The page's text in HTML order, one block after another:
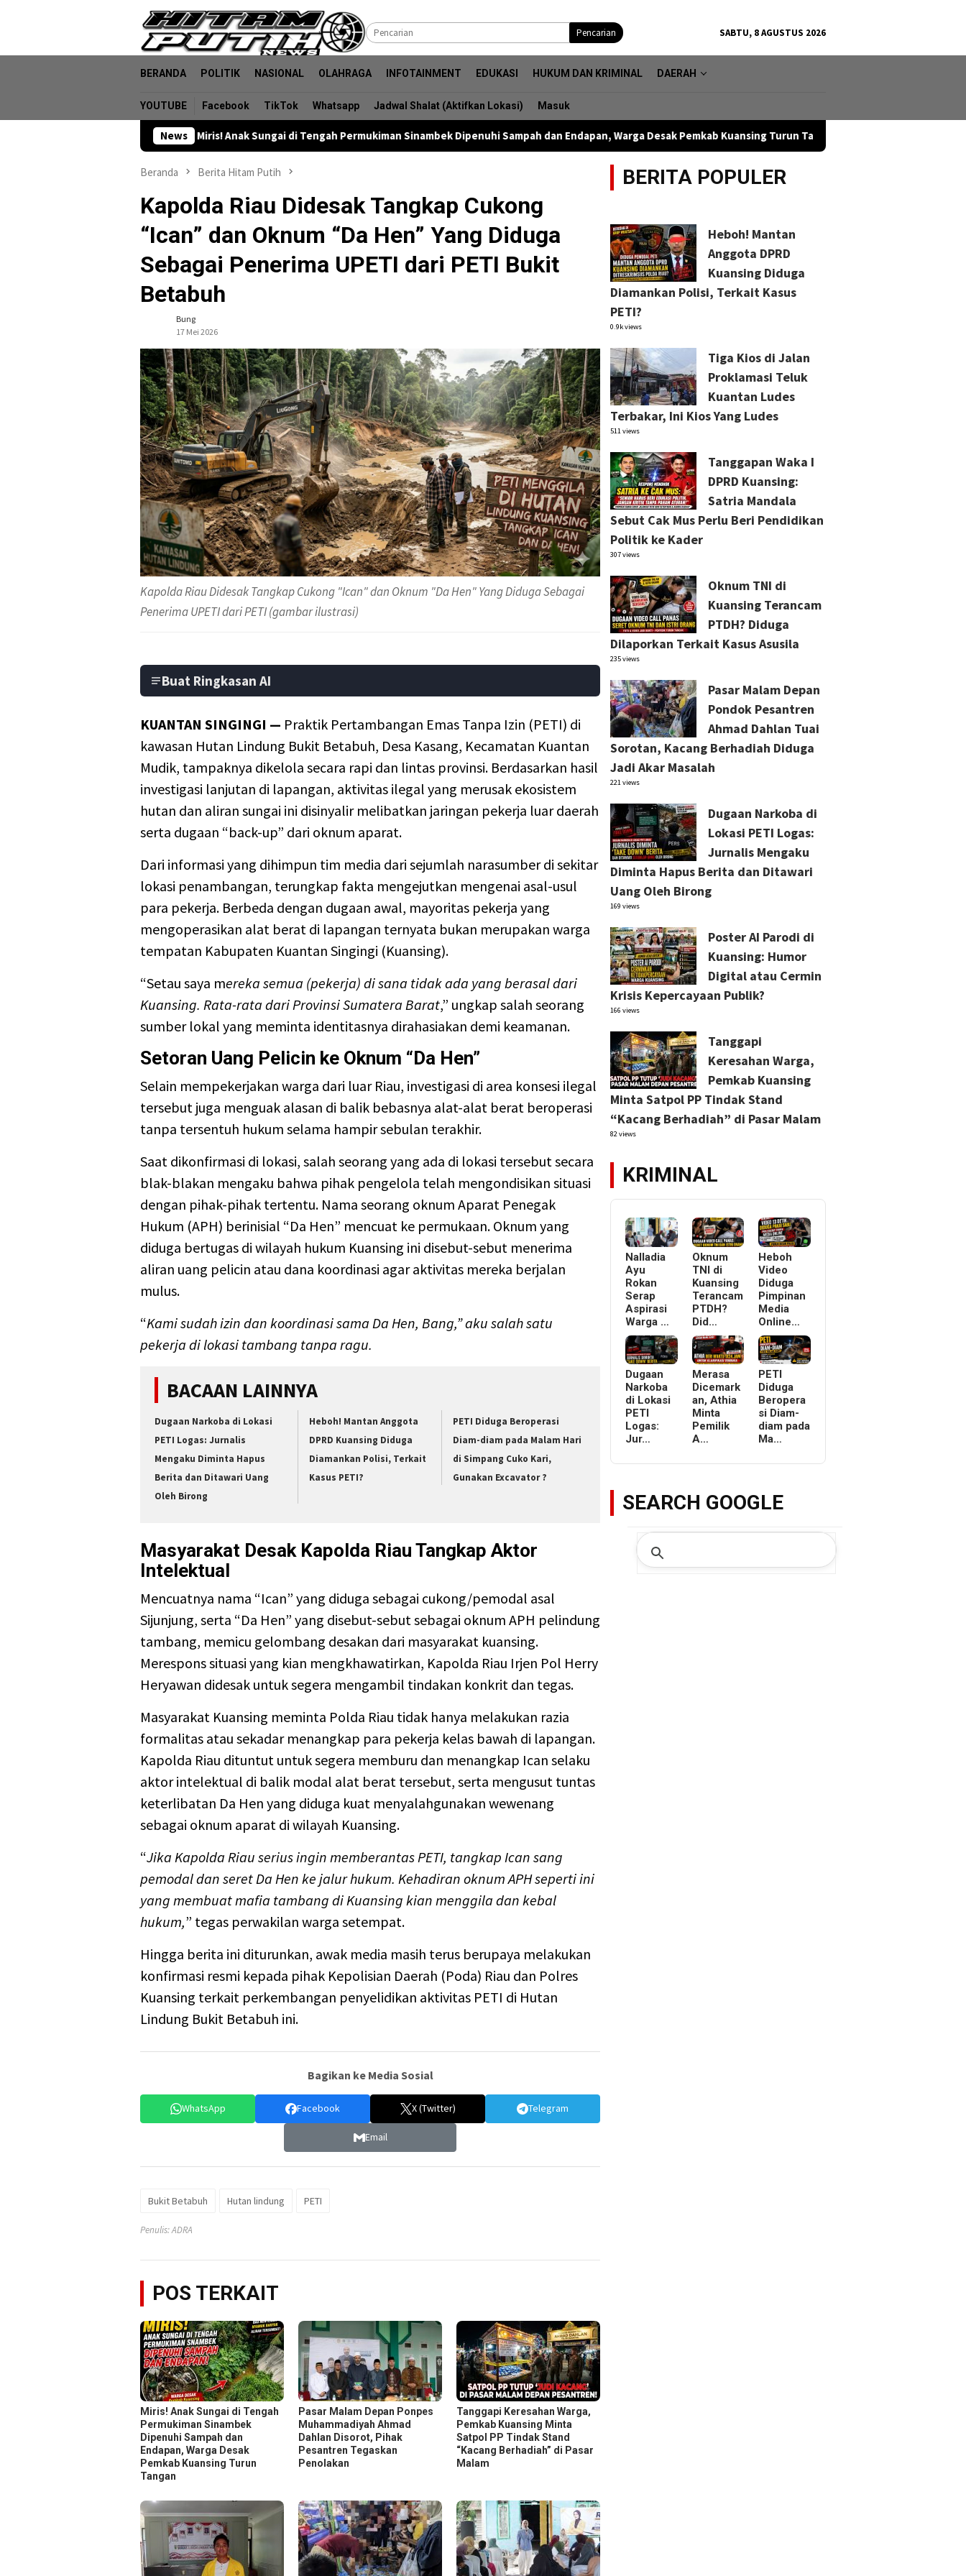
Pencarian SABTU, 8 AGUSTUS 2026
BERANDA POLITIK NASIONAL OLAHRAGA INFOTAINMENT EDUKASI HUKUM DAN KRIMINAL DAERAH
YOUTUBE Facebook TikTok Whatsapp Jadwal Shalat (Aktifkan Lokasi) Masuk
News
Miris! Anak Sungai di Tengah Permukiman Sinambek Dipenuhi Sampah dan Endapan, Warga Desak Pemkab Kuansing Turun Tangan Pasar Malam Depan Ponpes
Beranda Berita Hitam Putih
Kapolda Riau Didesak Tangkap Cukong
“Ican” dan Oknum “Da Hen” Yang Diduga
Sebagai Penerima UPETI dari PETI Bukit
Betabuh
Bung
17 Mei 2026
Kapolda Riau Didesak Tangkap Cukong "Ican" dan Oknum "Da Hen" Yang Diduga Sebagai
Penerima UPETI dari PETI (gambar ilustrasi)
Buat Ringkasan AI
KUANTAN SINGINGI — Praktik Pertambangan Emas Tanpa Izin (PETI) di
kawasan Hutan Lindung Bukit Betabuh, Desa Kasang, Kecamatan Kuantan
Mudik, tampaknya dikelola secara rapi dan lintas provinsi. Berdasarkan hasil
investigasi lanjutan di lapangan, aktivitas ilegal yang merusak ekosistem
hutan dan aliran sungai ini disinyalir melibatkan jaringan pekerja luar daerah
serta dugaan “back-up” dari oknum aparat.
Dari informasi yang dihimpun tim media dari sejumlah narasumber di sekitar
lokasi penambangan, terungkap fakta mengejutkan mengenai asal-usul
para pekerja. Berbeda dengan dugaan awal, mayoritas pekerja yang
mengoperasikan alat berat di lapangan ternyata bukan merupakan warga
tempatan Kabupaten Kuantan Singingi (Kuansing).
“Setau saya mereka semua (pekerja) di sana tidak ada yang berasal dari
Kuansing. Rata-rata dari Provinsi Sumatera Barat,” ungkap salah seorang
sumber lokal yang meminta identitasnya dirahasiakan demi keamanan.
Setoran Uang Pelicin ke Oknum “Da Hen”
Selain mempekerjakan warga dari luar Riau, investigasi di area konsesi ilegal
tersebut juga menguak alasan di balik bebasnya alat-alat berat beroperasi
tanpa tersentuh hukum selama hampir sebulan terakhir.
Saat dikonfirmasi di lokasi, salah seorang yang ada di lokasi tersebut secara
blak-blakan mengaku bahwa pihak pengelola telah mengondisikan situasi
dengan pihak-pihak tertentu. Nama seorang oknum Aparat Penegak
Hukum (APH) berinisial “Da Hen” mencuat ke permukaan. Oknum yang
diduga bertugas di wilayah hukum Kuansing ini disebut-sebut menerima
aliran uang pelicin atau dana koordinasi agar aktivitas mereka berjalan
mulus.
“Kami sudah izin dan koordinasi sama Da Hen, Bang,” aku salah satu
pekerja di lokasi tambang tanpa ragu.
BACAAN LAINNYA
Dugaan Narkoba di Lokasi
PETI Logas: Jurnalis
Mengaku Diminta Hapus
Berita dan Ditawari Uang
Oleh Birong
Heboh! Mantan Anggota
DPRD Kuansing Diduga
Diamankan Polisi, Terkait
Kasus PETI?
PETI Diduga Beroperasi
Diam-diam pada Malam Hari
di Simpang Cuko Kari,
Gunakan Excavator ?
Masyarakat Desak Kapolda Riau Tangkap Aktor
Intelektual
Mencuatnya nama “Ican” yang diduga sebagai cukong/pemodal asal
Sijunjung, serta “Da Hen” yang disebut-sebut sebagai oknum APH pelindung
tambang, memicu gelombang desakan dari masyarakat kuansing.
Merespons situasi yang kian mengkhawatirkan, Kapolda Riau Irjen Pol Herry
Heryawan didesak untuk segera mengambil tindakan konkrit dan tegas.
Masyarakat Kuansing meminta Polda Riau tidak hanya melakukan razia
formalitas atau sekadar menangkap para pekerja kelas bawah di lapangan.
Kapolda Riau dituntut untuk segera memburu dan menangkap Ican selaku
aktor intelektual di balik modal alat berat tersebut, serta mengusut tuntas
keterlibatan Da Hen yang diduga kuat menyalahgunakan wewenang
sebagai oknum aparat di wilayah Kuansing.
“Jika Kapolda Riau serius ingin memberantas PETI, tangkap Ican sang
pemodal dan seret Da Hen ke jalur hukum. Kehadiran oknum APH seperti ini
yang membuat mafia tambang di Kuansing kian menggila dan kebal
hukum,” tegas perwakilan warga setempat.
Hingga berita ini diturunkan, awak media masih terus berupaya melakukan
konfirmasi resmi kepada pihak Kepolisian Daerah (Poda) Riau dan Polres
Kuansing terkait perkembangan penyelidikan aktivitas PETI di Hutan
Lindung Bukit Betabuh ini.
Bagikan ke Media Sosial
WhatsApp Facebook X (Twitter) Telegram
Email
Bukit Betabuh Hutan lindung PETI
Penulis: ADRA
POS TERKAIT
Miris! Anak Sungai di Tengah
Permukiman Sinambek
Dipenuhi Sampah dan
Endapan, Warga Desak
Pemkab Kuansing Turun
Tangan
Pasar Malam Depan Ponpes
Muhammadiyah Ahmad
Dahlan Disorot, Pihak
Pesantren Tegaskan
Penolakan
Tanggapi Keresahan Warga,
Pemkab Kuansing Minta
Satpol PP Tindak Stand
“Kacang Berhadiah” di Pasar
Malam
BERITA POPULER
Heboh! Mantan
Anggota DPRD
Kuansing Diduga
Diamankan Polisi, Terkait Kasus
PETI?
0.9k views
Tiga Kios di Jalan
Proklamasi Teluk
Kuantan Ludes
Terbakar, Ini Kios Yang Ludes
511 views
Tanggapan Waka I
DPRD Kuansing:
Satria Mandala
Sebut Cak Mus Perlu Beri Pendidikan
Politik ke Kader
307 views
Oknum TNI di
Kuansing Terancam
PTDH? Diduga
Dilaporkan Terkait Kasus Asusila
235 views
Pasar Malam Depan
Pondok Pesantren
Ahmad Dahlan Tuai
Sorotan, Kacang Berhadiah Diduga
Jadi Akar Masalah
221 views
Dugaan Narkoba di
Lokasi PETI Logas:
Jurnalis Mengaku
Diminta Hapus Berita dan Ditawari
Uang Oleh Birong
169 views
Poster AI Parodi di
Kuansing: Humor
Digital atau Cermin
Krisis Kepercayaan Publik?
166 views
Tanggapi
Keresahan Warga,
Pemkab Kuansing
Minta Satpol PP Tindak Stand
“Kacang Berhadiah” di Pasar Malam
82 views
KRIMINAL
Nalladia
Ayu
Rokan
Serap
Aspirasi
Warga …
Oknum
TNI di
Kuansing
Terancam
PTDH?
Did…
Heboh
Video
Diduga
Pimpinan
Media
Online…
Dugaan
Narkoba
di Lokasi
PETI
Logas:
Jur…
Merasa
Dicemark
an, Athia
Minta
Pemilik
A…
PETI
Diduga
Beropera
si Diam-
diam pada
Ma…
SEARCH GOOGLE